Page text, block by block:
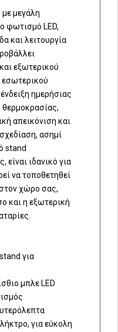
μεγάλη
φωτισμό LED,
και λειτουργία
εξωτερικού
ημερήσιας
απεικόνιση και
ασημί
stand
είναι ιδανικό για
να τοποθετηθεί
χώρο σας,
και η εξωτερική
για
μπλε LED
για εύκολη